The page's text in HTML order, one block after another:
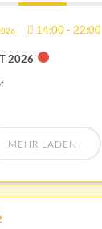
14:00 - 22:00
2026
MEHR LADEN